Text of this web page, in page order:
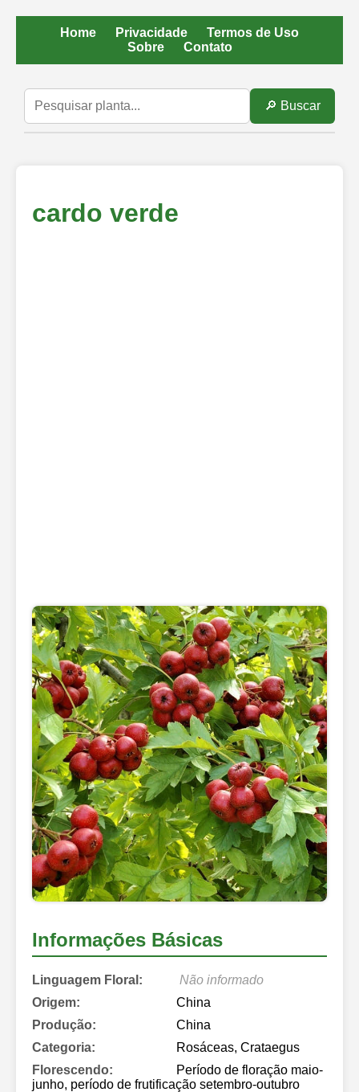
Home Privacidade
Termos de Uso
Sobre
Contato
🔎 Buscar
cardo verde
Informações Básicas
Linguagem Floral:
Não informado
Origem:
China
Produção:
China
Categoria:
Rosáceas, Crataegus
Florescendo:
Período de floração maio-
junho, período de frutificação setembro-outubro